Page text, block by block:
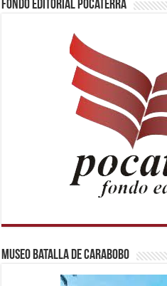
Fondo Editorial Pocaterra
Museo Batalla de Carabobo